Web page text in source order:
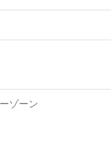
ゾーン